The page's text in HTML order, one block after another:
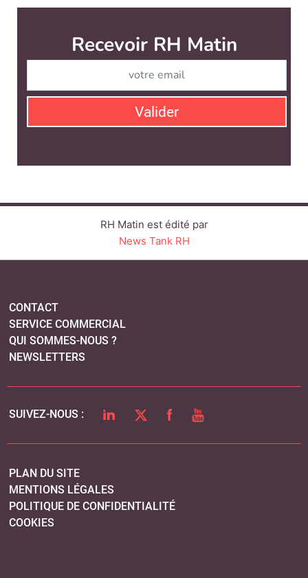
Recevoir RH Matin
Valider
RH Matin est édité par
News Tank RH
CONTACT
SERVICE COMMERCIAL
QUI SOMMES-NOUS ?
NEWSLETTERS
SUIVEZ-NOUS : LINKEDINTWITTERFACEBOOK
YOUTUBE
PLAN DU SITE
MENTIONS LÉGALES
POLITIQUE DE CONFIDENTIALITÉ
COOKIES